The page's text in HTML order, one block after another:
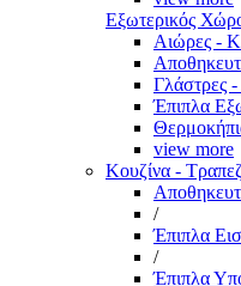
Εξωτερικός
Αιώρες -
Γλάστρες -
Έπιπλα
view more
Κουζίνα -
/
Έπιπλα
/
Έπιπλα